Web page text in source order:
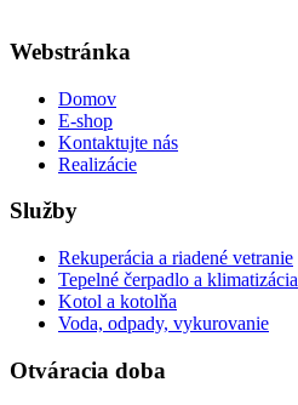
Webstránka
Domov
E-shop
Kontaktujte nás
Realizácie
Služby
Rekuperácia a riadené vetranie
Tepelné čerpadlo a klimatizácia
Kotol a kotolňa
Voda, odpady, vykurovanie
Otváracia doba